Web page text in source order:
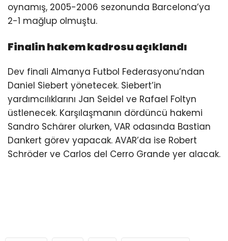
oynamış, 2005-2006 sezonunda Barcelona’ya
2-1 mağlup olmuştu.
Finalin hakem kadrosu açıklandı
Dev finali Almanya Futbol Federasyonu’ndan
Daniel Siebert yönetecek. Siebert’in
yardımcılıklarını Jan Seidel ve Rafael Foltyn
üstlenecek. Karşılaşmanın dördüncü hakemi
Sandro Schärer olurken, VAR odasında Bastian
Dankert görev yapacak. AVAR’da ise Robert
Schröder ve Carlos del Cerro Grande yer alacak.